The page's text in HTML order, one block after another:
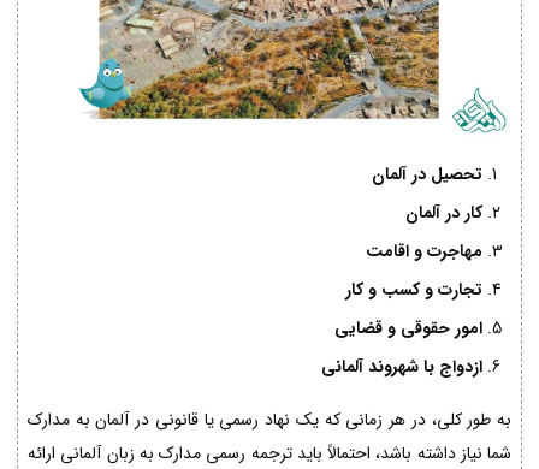
تحصیل در آلمان
کار در آلمان
مهاجرت و اقامت
تجارت و کسب و کار
امور حقوقی و قضایی
ازدواج با شهروند آلمانی
به طور کلی، در هر زمانی که یک نهاد رسمی یا قانونی در آلمان به مدارک
شما نیاز داشته باشد، احتمالاً باید ترجمه رسمی مدارک به زبان آلمانی ارائه